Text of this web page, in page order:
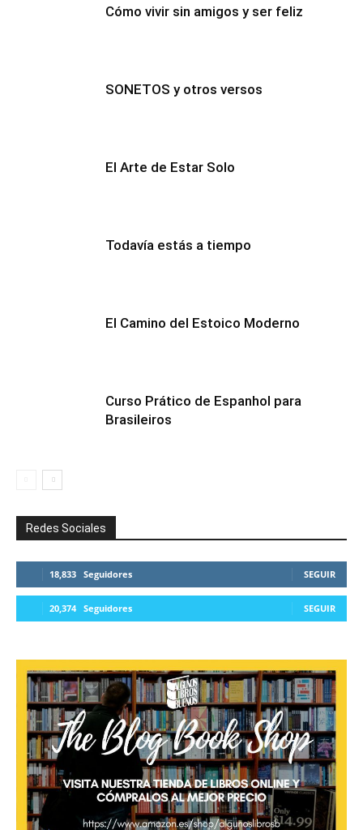
Cómo vivir sin amigos y ser feliz
SONETOS y otros versos
El Arte de Estar Solo
Todavía estás a tiempo
El Camino del Estoico Moderno
Curso Prático de Espanhol para
Brasileiros
Redes Sociales
18,833 Seguidores SEGUIR
20,374 Seguidores SEGUIR